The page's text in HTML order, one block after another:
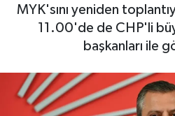
MYK'sını yeniden
11.00'de de CHP'li
başkanları ile
Haber Arşivi